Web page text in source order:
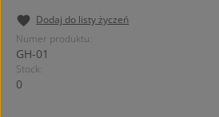
Dodaj do listy życzeń
Numer produktu:
GH-01
Stock:
0